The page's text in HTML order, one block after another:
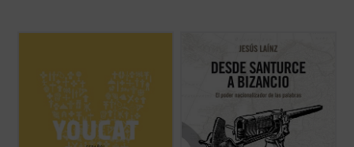
Estudiadlo en el silencio de vuestro cuarto,
leedlo con un amigo, formad grupos de
trabajo y redes, intercambiad opiniones en
Sí, tenéis que estar más ...
(ver ficha)
Un siglo después de que Sabino Arana
inventase los términos Bizkaia, Gipuzkoa y
Araba, ya han alcanzado la oficialidad.
Pero la ingeniería palabrera sólo es una
parte de la más amplia utilización de las
lenguas como instrumentos de la ...(ver